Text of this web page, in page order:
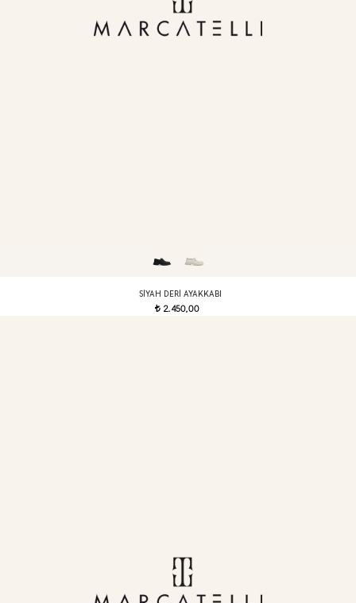
SIYAH DERI AYAKKABI
t 2.450,00